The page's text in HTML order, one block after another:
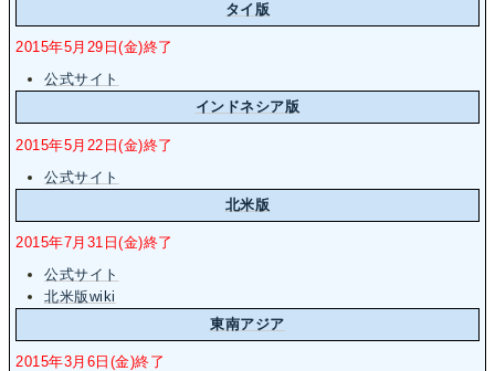
タイ版
2015年5月29日(金)終了
公式サイト
インドネシア版
2015年5月22日(金)終了
公式サイト
北米版
2015年7月31日(金)終了
公式サイト
北米版wiki
東南アジア
2015年3月6日(金)終了